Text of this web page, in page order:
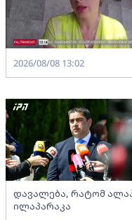
2026/08/08 13:02
დავალება, რატომ
ილაპარაკა